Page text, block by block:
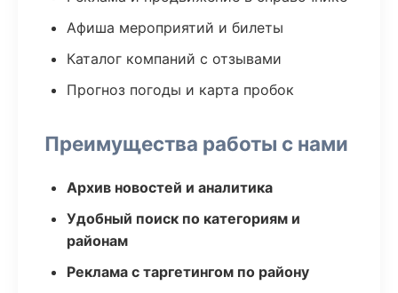
Афиша мероприятий и билеты
Каталог компаний с отзывами
Прогноз погоды и карта пробок
Преимущества работы с нами
Архив новостей и аналитика
Удобный поиск по категориям и
районам
Реклама с таргетингом по району